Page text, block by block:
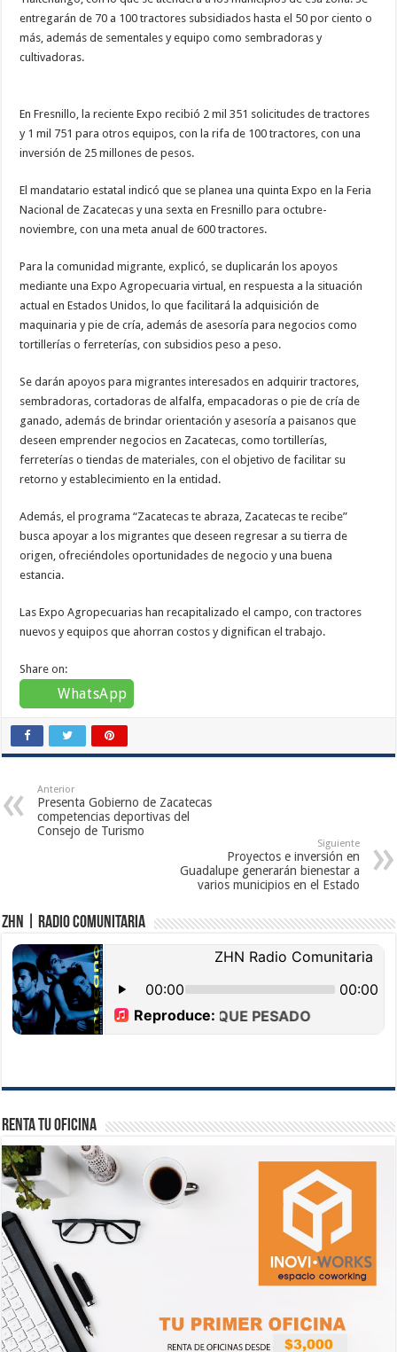
entregarán de 70 a 100 tractores subsidiados hasta el 50 por ciento o
más, además de sementales y equipo como sembradoras y
cultivadoras.
En Fresnillo, la reciente Expo recibió 2 mil 351 solicitudes de tractores
y 1 mil 751 para otros equipos, con la rifa de 100 tractores, con una
inversión de 25 millones de pesos.
El mandatario estatal indicó que se planea una quinta Expo en la Feria
Nacional de Zacatecas y una sexta en Fresnillo para octubre-
noviembre, con una meta anual de 600 tractores.
Para la comunidad migrante, explicó, se duplicarán los apoyos
mediante una Expo Agropecuaria virtual, en respuesta a la situación
actual en Estados Unidos, lo que facilitará la adquisición de
maquinaria y pie de cría, además de asesoría para negocios como
tortillerías o ferreterías, con subsidios peso a peso.
Se darán apoyos para migrantes interesados en adquirir tractores,
sembradoras, cortadoras de alfalfa, empacadoras o pie de cría de
ganado, además de brindar orientación y asesoría a paisanos que
deseen emprender negocios en Zacatecas, como tortillerías,
ferreterías o tiendas de materiales, con el objetivo de facilitar su
retorno y establecimiento en la entidad.
Además, el programa “Zacatecas te abraza, Zacatecas te recibe”
busca apoyar a los migrantes que deseen regresar a su tierra de
origen, ofreciéndoles oportunidades de negocio y una buena
estancia.
Las Expo Agropecuarias han recapitalizado el campo, con tractores
nuevos y equipos que ahorran costos y dignifican el trabajo.
Share on:
WhatsApp
Anterior
Presenta Gobierno de Zacatecas
competencias deportivas del
Consejo de Turismo
Siguiente
Proyectos e inversión en
Guadalupe generarán bienestar a
varios municipios en el Estado
ZHN | Radio Comunitaria
Renta tu Oficina